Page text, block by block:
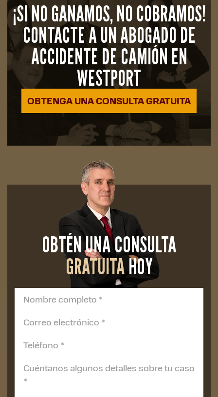
¡SI NO GANAMOS, NO COBRAMOS!
CONTACTE A UN ABOGADO DE
ACCIDENTE DE CAMIÓN EN
WESTPORT
OBTENGA UNA CONSULTA GRATUITA
OBTÉN UNA CONSULTA
GRATUITAHOY